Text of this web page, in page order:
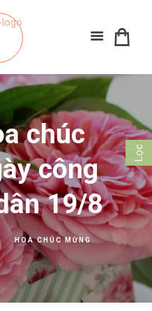
chúc
công
19/8
HOA CHÚC MỪNG
Lọc